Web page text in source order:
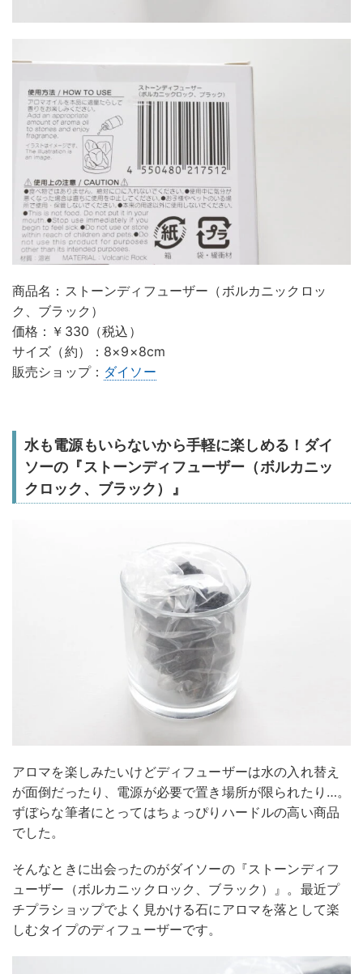
商品名：ストーンディフューザー（ボルカニックロッ
ク、ブラック）
価格：￥330（税込）
サイズ（約）：8×9×8cm
販売ショップ： ダイソー
水も電源もいらないから手軽に楽しめる！ダイ
ソーの『ストーンディフューザー（ボルカニッ
クロック、ブラック）』
アロマを楽しみたいけどディフューザーは水の入れ替え
が面倒だったり、電源が必要で置き場所が限られたり…。
ずぼらな筆者にとってはちょっぴりハードルの高い商品
でした。
そんなときに出会ったのがダイソーの『ストーンディフ
ューザー（ボルカニックロック、ブラック）』。最近プ
チプラショップでよく見かける石にアロマを落として楽
しむタイプのディフューザーです。